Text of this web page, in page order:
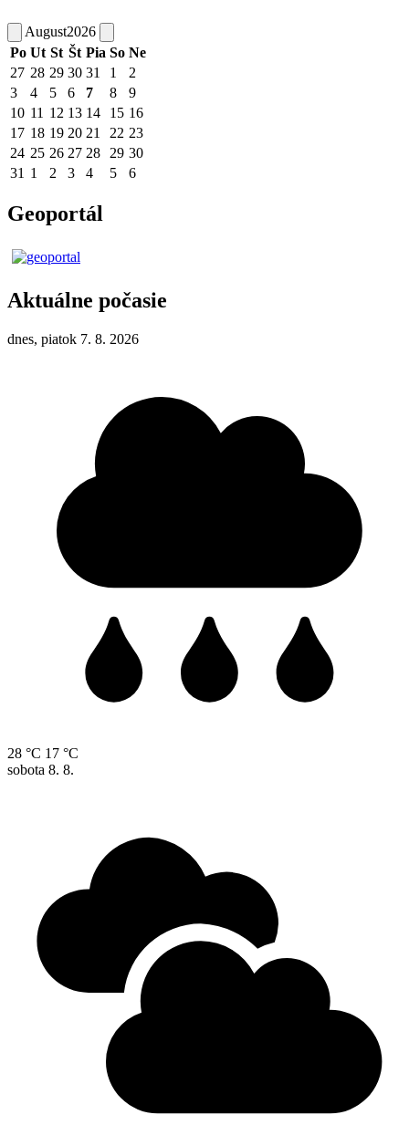
August2026
Po Ut St Št Pia So Ne
27 28 29 30 31 1
2
3
4 5 6 7 8
9
10 11 12 13 14 15 16
17 18 19 20 21 22 23
24 25 26 27 28 29 30
31 1 2 3 4 5 6
Geoportál
Aktuálne počasie
dnes, piatok 7. 8. 2026
28 °C 17 °C
sobota 8. 8.